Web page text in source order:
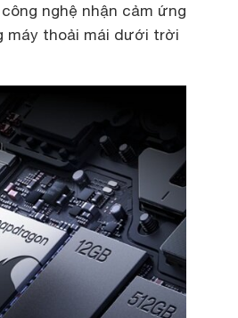
nghệ nhận cảm ứng
máy thoải mái dưới trời